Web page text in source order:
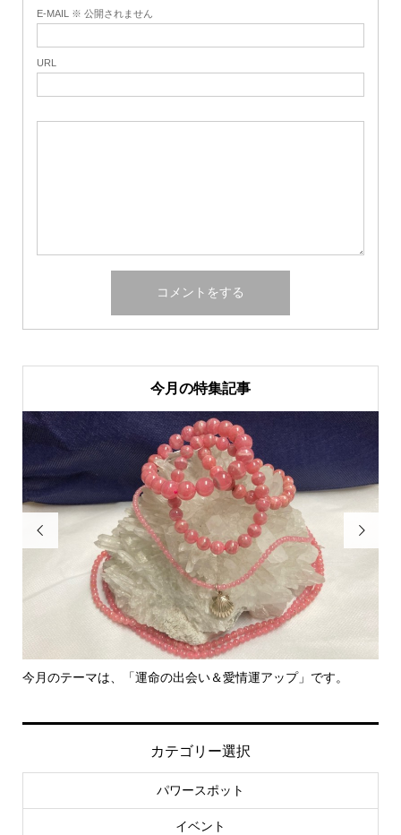
E-MAIL ※ 公開されません
URL
今月の特集記事

今月のテーマは、「運命の出会い＆愛情運アップ」です。

カテゴリー選択
パワースポット
イベント